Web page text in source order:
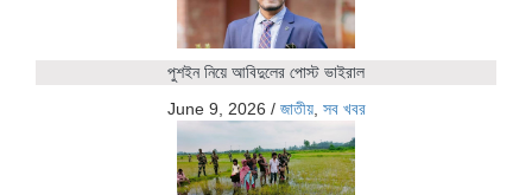
পুশইন নিয়ে আবিদুলের পোস্ট ভাইরাল
June 9, 2026 / জাতীয়, সব খবর